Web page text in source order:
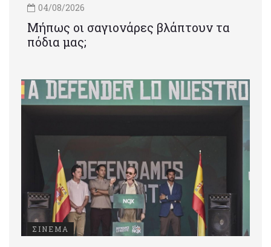
04/08/2026
Μήπως οι σαγιονάρες βλάπτουν τα
πόδια μας;
ΣΙΝΕΜΑ